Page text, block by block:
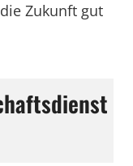
Zukunft gut